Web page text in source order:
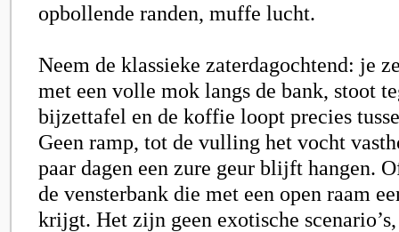
opbollende randen, muffe lucht.
Neem de klassieke zaterdagochtend: je
met een volle mok langs de bank, stoot
bijzettafel en de koffie loopt precies
Geen ramp, tot de vulling het vocht
paar dagen een zure geur blijft hangen.
de vensterbank die met een open raam
krijgt. Het zijn geen exotische